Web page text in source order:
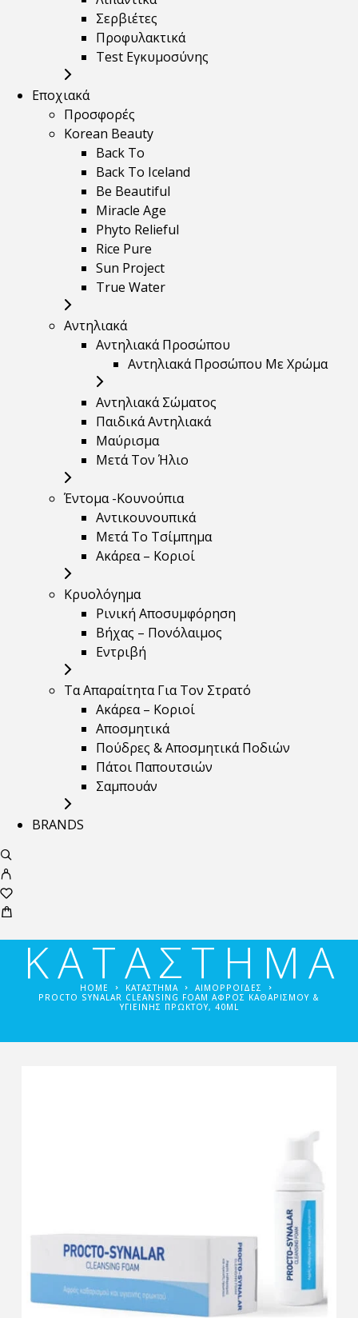
Σερβιέτες
Προφυλακτικά
Test Εγκυμοσύνης
Εποχιακά
Προσφορές
Korean Beauty
Back To
Back To Iceland
Be Beautiful
Miracle Age
Phyto Relieful
Rice Pure
Sun Project
True Water
Αντηλιακά
Αντηλιακά Προσώπου
Αντηλιακά Προσώπου Με Χρώμα
Αντηλιακά Σώματος
Παιδικά Αντηλιακά
Μαύρισμα
Mετά Τον Ήλιο
Έντομα -Κουνούπια
Αντικουνουπικά
Μετά Το Τσίμπημα
Ακάρεα – Κοριοί
Κρυολόγημα
Ρινική Αποσυμφόρηση
Βήχας – Πονόλαιμος
Εντριβή
Τα Απαραίτητα Για Τον Στρατό
Ακάρεα – Κοριοί
Αποσμητικά
Πούδρες & Αποσμητικά Ποδιών
Πάτοι Παπουτσιών
Σαμπουάν
BRANDS
ΚΑΤΑΣΤΗΜΑ
HOME ΚΑΤΑΣΤΗΜΑ
ΑΙΜΟΡΡΟΪ́ΔΕΣ
PROCTO SYNALAR CLEANSING FOAM ΑΦΡΌΣ ΚΑΘΑΡΙΣΜΟΎ &
ΥΓΙΕΙΝΉΣ ΠΡΩΚΤΟΎ, 40ML